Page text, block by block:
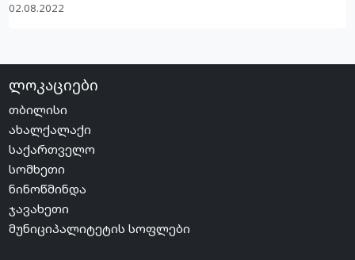
02.08.2022
ლოკაციები
თბილისი
ახალქალაქი
საქართველო
სომხეთი
ნინოწმინდა
ჯავახეთი
მუნიციპალიტეტის სოფლები